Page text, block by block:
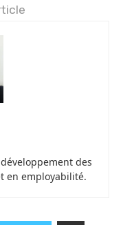
des
en employabilité.